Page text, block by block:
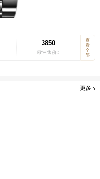
3850
欧洲售价€
查
看
全
部
更多